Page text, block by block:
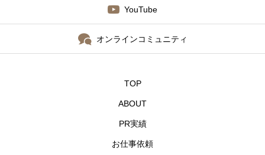
YouTube
オンラインコミュニティ
TOP
ABOUT
PR実績
お仕事依頼